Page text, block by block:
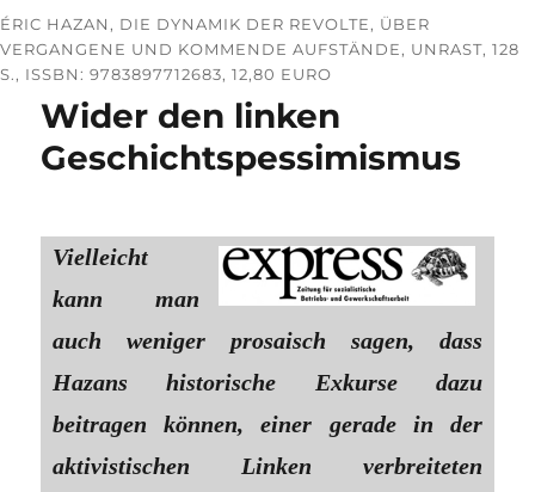
ÉRIC HAZAN, DIE DYNAMIK DER REVOLTE, ÜBER
VERGANGENE UND KOMMENDE AUFSTÄNDE, UNRAST, 128
S., ISSBN: 9783897712683, 12,80 EURO
Wider den linken
Geschichtspessimismus
Vielleicht
kann man
auch weniger prosaisch sagen, dass
Hazans historische Exkurse dazu
beitragen können, einer gerade in der
aktivistischen Linken verbreiteten